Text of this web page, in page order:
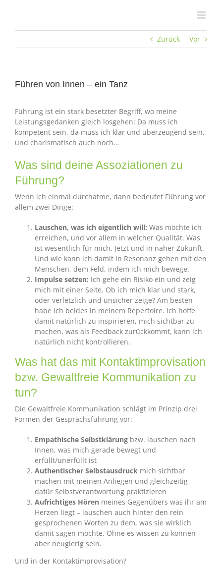
Zurück
Vor
Führen von Innen – ein Tanz
Führung ist ein stark besetzter Begriff, wo meine
Leistungsgedanken gleich losgehen: Da muss ich
kompetent sein, da muss ich klar und überzeugend sein,
und charismatisch auch noch…
Was sind deine Assoziationen zu
Führung?
Wenn ich einmal durchatme, dann bedeutet Führung vor
allem zwei Dinge:
Lauschen, was ich eigentlich will: Was möchte ich
erreichen, und vor allem in welcher Qualität. Was
ist wesentlich für mich. Jetzt und in naher Zukunft.
Und wie kann ich damit in Resonanz gehen mit den
Menschen, dem Feld, indem ich mich bewege.
Impulse setzen: Ich gehe ein Risiko ein und zeig
mich mit einer Seite. Ob ich mich klar und stark,
oder verletzlich und unsicher zeige? Am besten
habe ich beides in meinem Repertoire. Ich hoffe
damit natürlich zu inspirieren, mich sichtbar zu
machen, was als Feedback zurückkommt, kann ich
natürlich nicht kontrollieren.
Was hat das mit Kontaktimprovisation
bzw. Gewaltfreie Kommunikation zu
tun?
Die Gewaltfreie Kommunikation schlägt im Prinzip drei
Formen der Gesprächsführung vor:
Empathische Selbstklärung bzw. lauschen nach
Innen, was mich gerade bewegt und
erfüllt/unerfüllt ist
Authentischer Selbstausdruck mich sichtbar
machen mit meinen Anliegen und gleichzeitig
dafür Selbstverantwortung praktizieren
Aufrichtiges Hören meines Gegenübers was ihr am
Herzen liegt – lauschen auch hinter den rein
gesprochenen Worten zu dem, was sie wirklich
damit sagen möchte. Ohne es wissen zu können –
aber neugierig sein.
Und in der Kontaktimprovisation?